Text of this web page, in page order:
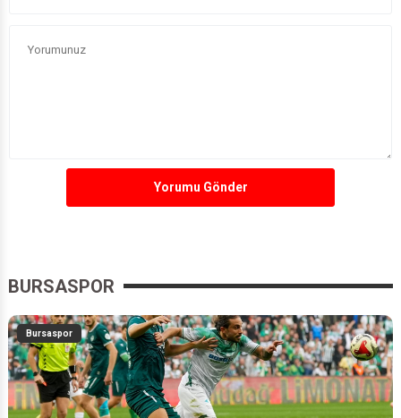
Yorumu Gönder
BURSASPOR
Bursaspor